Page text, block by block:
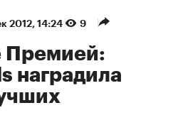
2012, 14:24 9
Премией:
наградила